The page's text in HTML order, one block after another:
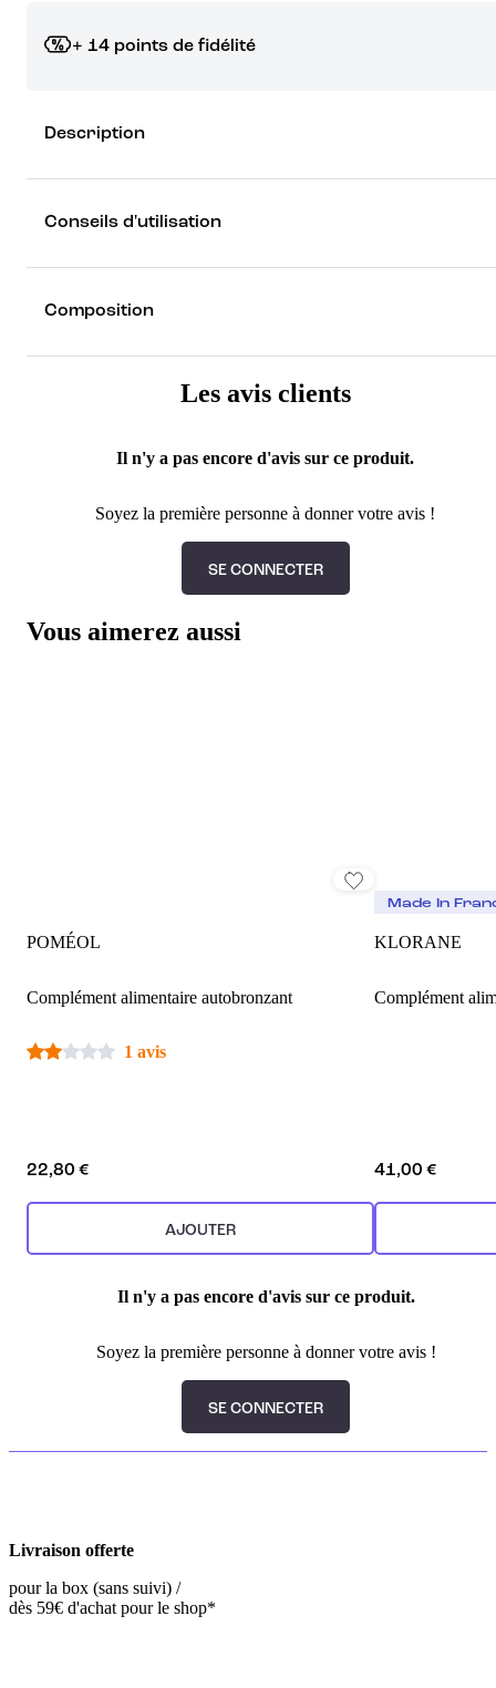
+ 14 points de fidélité
rêver !
Découvrez les récompenses
Description
Conseils d'utilisation
Composition
Les avis clients
Il n'y a pas encore d'avis sur ce produit.
Soyez la première personne à donner votre avis !
SE CONNECTER
Vous aimerez aussi
POMÉOL
Complément alimentaire autobronzant
1 avis
22,80 €
AJOUTER
Made In
KLORANE
Complément
41,00 €
Il n'y a pas encore d'avis sur ce produit.
Soyez la première personne à donner votre avis !
SE CONNECTER
Livraison offerte
pour la box (sans suivi) /
dès 59€ d'achat pour le shop*